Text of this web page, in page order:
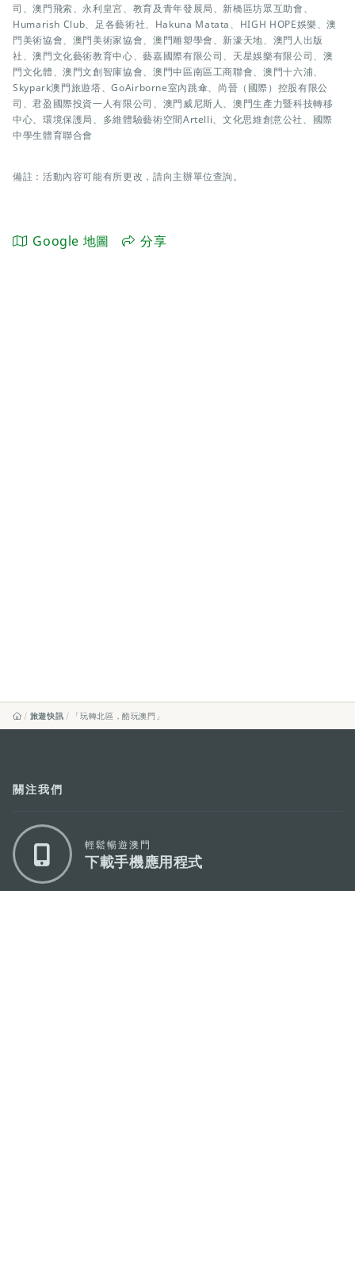
司、澳門飛索、永利皇宮、教育及青年發展局、新橋區坊眾互助會、
Humarish Club、足各藝術社、Hakuna Matata、HIGH HOPE娛樂、澳
門美術協會、澳門美術家協會、澳門雕塑學會、新濠天地、澳門人出版
社、澳門文化藝術教育中心、藝嘉國際有限公司、天星娛樂有限公司、澳
門文化體、澳門文創智庫協會、澳門中區南區工商聯會、澳門十六浦、
Skypark澳門旅遊塔、GoAirborne室內跳傘、尚晉（國際）控股有限公
司、君盈國際投資一人有限公司、澳門威尼斯人、澳門生產力暨科技轉移
中心、環境保護局、多維體驗藝術空間Artelli、文化思維創意公社、國際
中學生體育聯合會
備註：活動內容可能有所更改，請向主辦單位查詢。
Google 地圖 分享
旅遊快訊 「玩轉北區，酷玩澳門」
關注我們
輕鬆暢遊澳門
下載手機應用程式